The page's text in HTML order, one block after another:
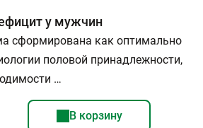
у мужчин
сформирована как оптимально
половой принадлежности,
…
В корзину